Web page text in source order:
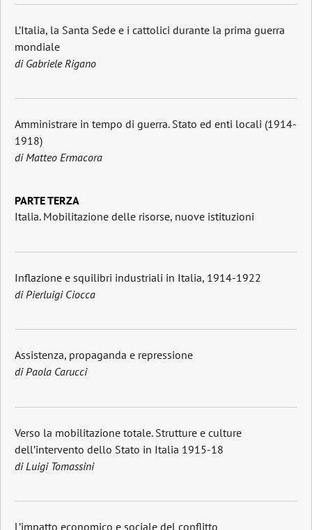
L’Italia, la Santa Sede e i cattolici durante la prima guerra
mondiale
di Gabriele Rigano
Amministrare in tempo di guerra. Stato ed enti locali (1914-
1918)
di Matteo Ermacora
PARTE TERZA
Italia. Mobilitazione delle risorse, nuove istituzioni
Inflazione e squilibri industriali in Italia, 1914-1922
di Pierluigi Ciocca
Assistenza, propaganda e repressione
di Paola Carucci
Verso la mobilitazione totale. Strutture e culture
dell’intervento dello Stato in Italia 1915-18
di Luigi Tomassini
L’impatto economico e sociale del conflitto